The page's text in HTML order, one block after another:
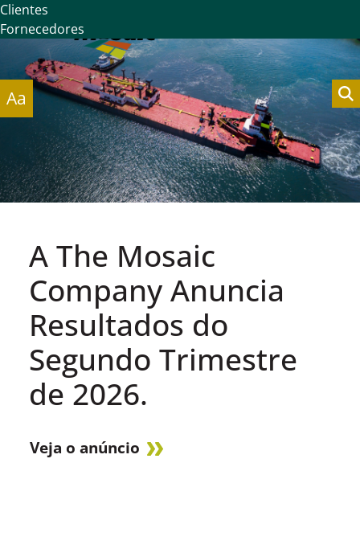
Clientes
Fornecedores
Aa
A The Mosaic
Company Anuncia
Resultados do
Segundo Trimestre
de 2026.
Veja o anúncio